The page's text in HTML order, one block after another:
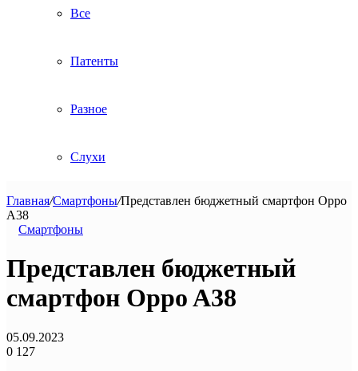
Все
Патенты
Разное
Слухи
Главная/Смартфоны/Представлен бюджетный смартфон Oppo
A38
Смартфоны
Представлен бюджетный
смартфон Oppo A38
05.09.2023
0 127